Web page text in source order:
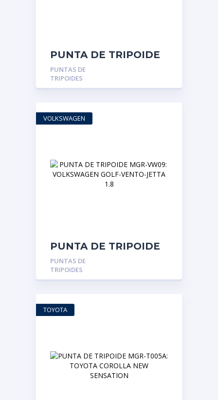
PUNTA DE TRIPOIDE
MGR-TI607083:
RENAULT TWINGO –
SYMBOL – CLIO
PUNTAS DE
TRIPOIDES
PUNTA DE TRIPOIDE
MGR-VW09:
VOLKSWAGEN GOLF-
VENTO-JETTA 1.8
PUNTAS DE
TRIPOIDES
VOLKSWAGEN
TOYOTA